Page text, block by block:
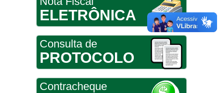
ELETRÔNICA
Consulta de
PROTOCOLO
Contracheque